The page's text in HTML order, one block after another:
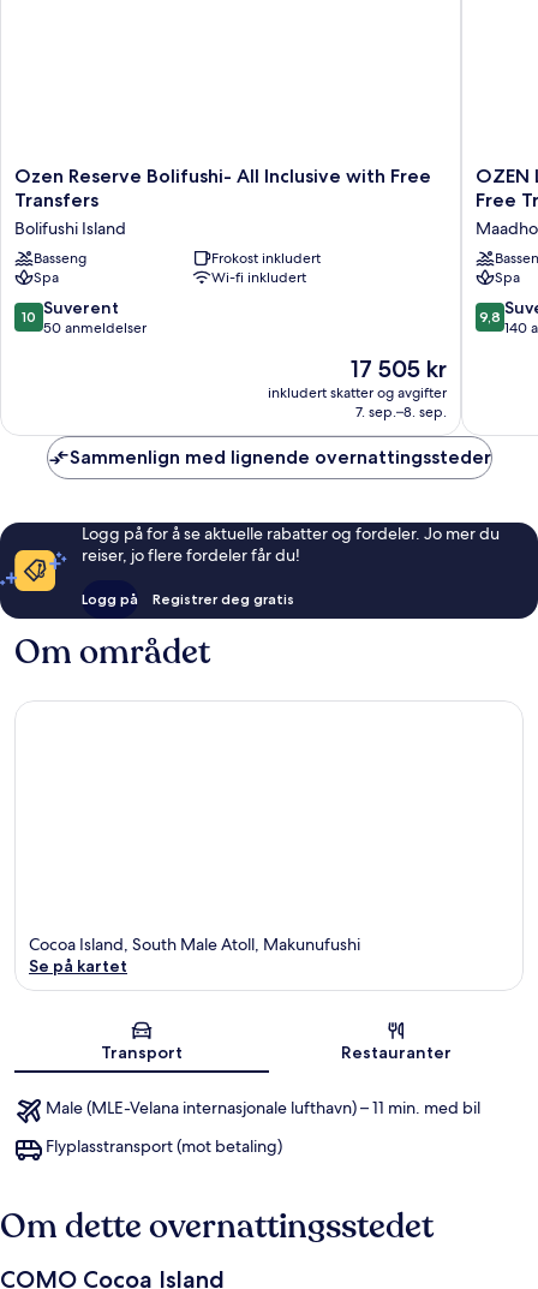
Ozen
Reserve
All
Inclusive
with
Free
Transfers
Ozen Reserve Bolifushi- All Inclusive with Free
Transfers
Bolifushi Island
Basseng
Frokost inkludert
Spa
Wi-fi inkludert
10.0
av
10 Suverent
50 anmeldelser
Prisen
er
17 505 kr
17 505 kr
inkludert skatter og avgifter
7. sep.–8. sep.
OZEN
LIFE
-
Luxury
All
Inclusive
with
OZEN
Free
Spa
9.8
av
9,8
140
Sammenlign med lignende overnattingssteder
Logg på for å se aktuelle rabatter og fordeler. Jo mer du
reiser, jo flere fordeler får du!
Logg på Registrer deg gratis
Om området
Cocoa Island, South Male Atoll, Makunufushi
Se på kartet
Transport Restauranter
Male (MLE-Velana internasjonale lufthavn) – 11 min. med bil
Flyplasstransport (mot betaling)
Om dette overnattingsstedet
COMO Cocoa Island